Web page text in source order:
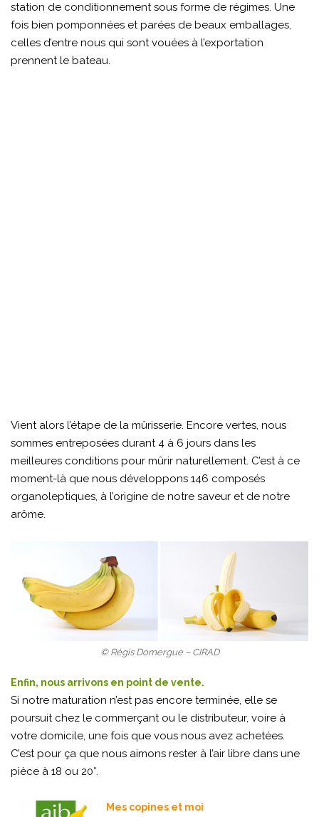
station de conditionnement sous forme de régimes. Une
fois bien pomponnées et parées de beaux emballages,
celles d’entre nous qui sont vouées à l’exportation
prennent le bateau.
Vient alors l’étape de la mûrisserie. Encore vertes, nous
sommes entreposées durant 4 à 6 jours dans les
meilleures conditions pour mûrir naturellement. C’est à ce
moment-là que nous développons 146 composés
organoleptiques, à l’origine de notre saveur et de notre
arôme.
© Régis Domergue – CIRAD
Enfin, nous arrivons en point de vente.
Si notre maturation n’est pas encore terminée, elle se
poursuit chez le commerçant ou le distributeur, voire à
votre domicile, une fois que vous nous avez achetées.
C’est pour ça que nous aimons rester à l’air libre dans une
pièce à 18 ou 20°.
Mes copines et moi